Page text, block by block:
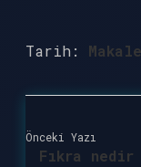
Tarih:
Önceki Yazı
Fıkra nedir